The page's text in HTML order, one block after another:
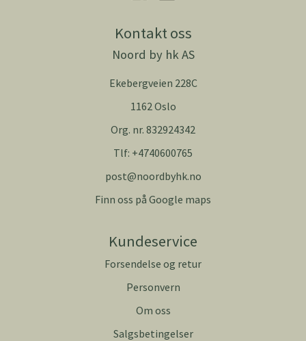
Kontakt oss
Noord by hk AS
Ekebergveien 228C
1162 Oslo
Org. nr. 832924342
Tlf: +4740600765
post@noordbyhk.no
Finn oss på Google maps
Kundeservice
Forsendelse og retur
Personvern
Om oss
Salgsbetingelser